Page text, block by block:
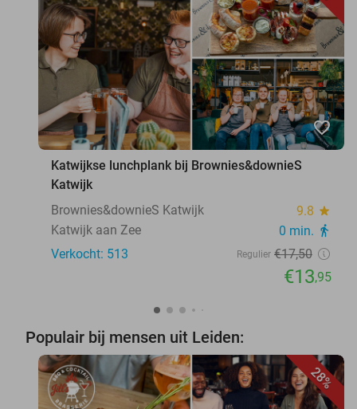
favorite_border
Katwijkse lunchplank bij Brownies&downieS
Katwijk
Brownies&downieS Katwijk
9.8 star
Katwijk aan Zee 0 min. directions_walk
Verkocht: 513 Regulier €17,50
€13,95
Populair bij mensen uit Leiden:
28%